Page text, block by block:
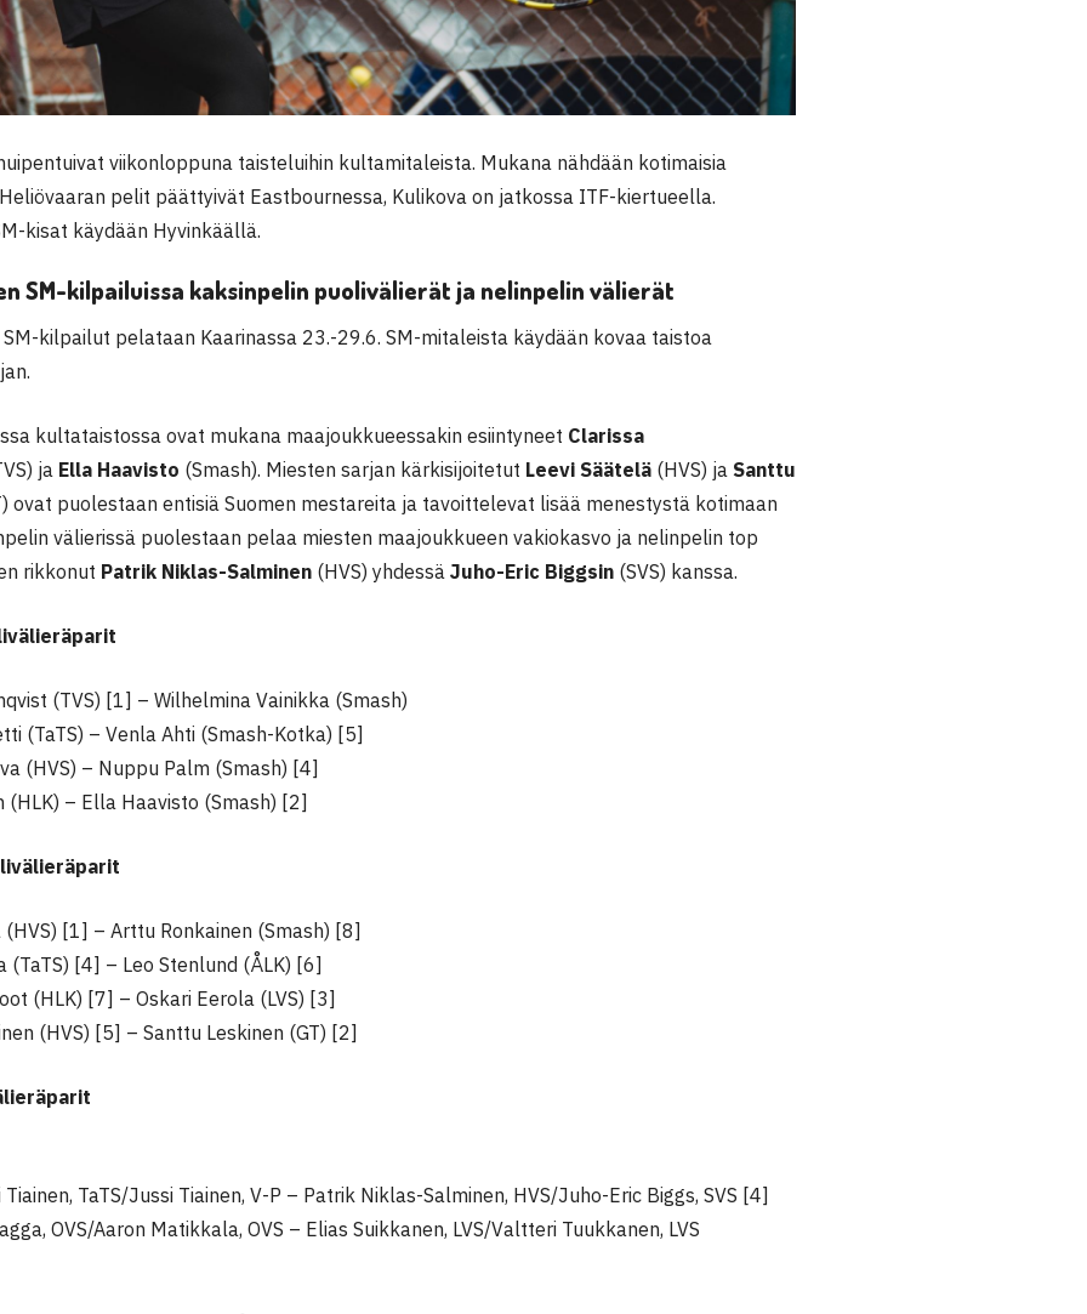
viikonloppuna taisteluihin kultamitaleista. Mukana nähdään kotimaisia
pelit päättyivät Eastbournessa, Kulikova on jatkossa ITF-kiertueella.
kisat käydään Hyvinkäällä.
SM-kilpailuissa kaksinpelin puolivälierät ja nelinpelin välierät
kilpailut pelataan Kaarinassa 23.-29.6. SM-mitaleista käydään kovaa taistoa
kultataistossa ovat mukana maajoukkueessakin esiintyneet Clarissa
ja Ella Haavisto (Smash). Miesten sarjan kärkisijoitetut Leevi Säätelä (HVS) ja Santtu
ovat puolestaan entisiä Suomen mestareita ja tavoittelevat lisää menestystä kotimaan
välierissä puolestaan pelaa miesten maajoukkueen vakiokasvo ja nelinpelin top
rikkonut Patrik Niklas-Salminen (HVS) yhdessä Juho-Eric Biggsin (SVS) kanssa.
(TVS) [1] – Wilhelmina Vainikka (Smash)
(TaTS) – Venla Ahti (Smash-Kotka) [5]
(HVS) – Nuppu Palm (Smash) [4]
(HLK) – Ella Haavisto (Smash) [2]
(HVS) [1] – Arttu Ronkainen (Smash) [8]
(TaTS) [4] – Leo Stenlund (ÅLK) [6]
(HLK) [7] – Oskari Eerola (LVS) [3]
(HVS) [5] – Santtu Leskinen (GT) [2]
TaTS/Jussi Tiainen, V-P – Patrik Niklas-Salminen, HVS/Juho-Eric Biggs, SVS [4]
OVS/Aaron Matikkala, OVS – Elias Suikkanen, LVS/Valtteri Tuukkanen, LVS